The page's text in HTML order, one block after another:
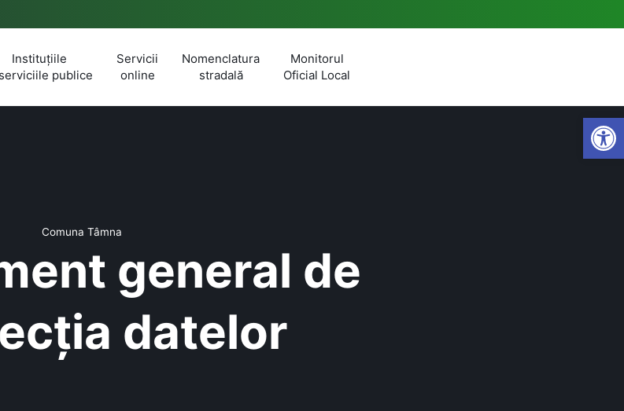
Instituțiile
publice
Servicii
online
Nomenclatura
stradală
Monitorul
Oficial Local
Comuna Tâmna
general de
datelor